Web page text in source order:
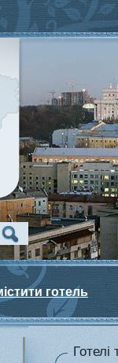
готель
Готелі